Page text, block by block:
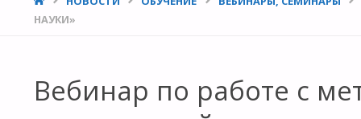
НАУКИ»
Вебинар по работе с